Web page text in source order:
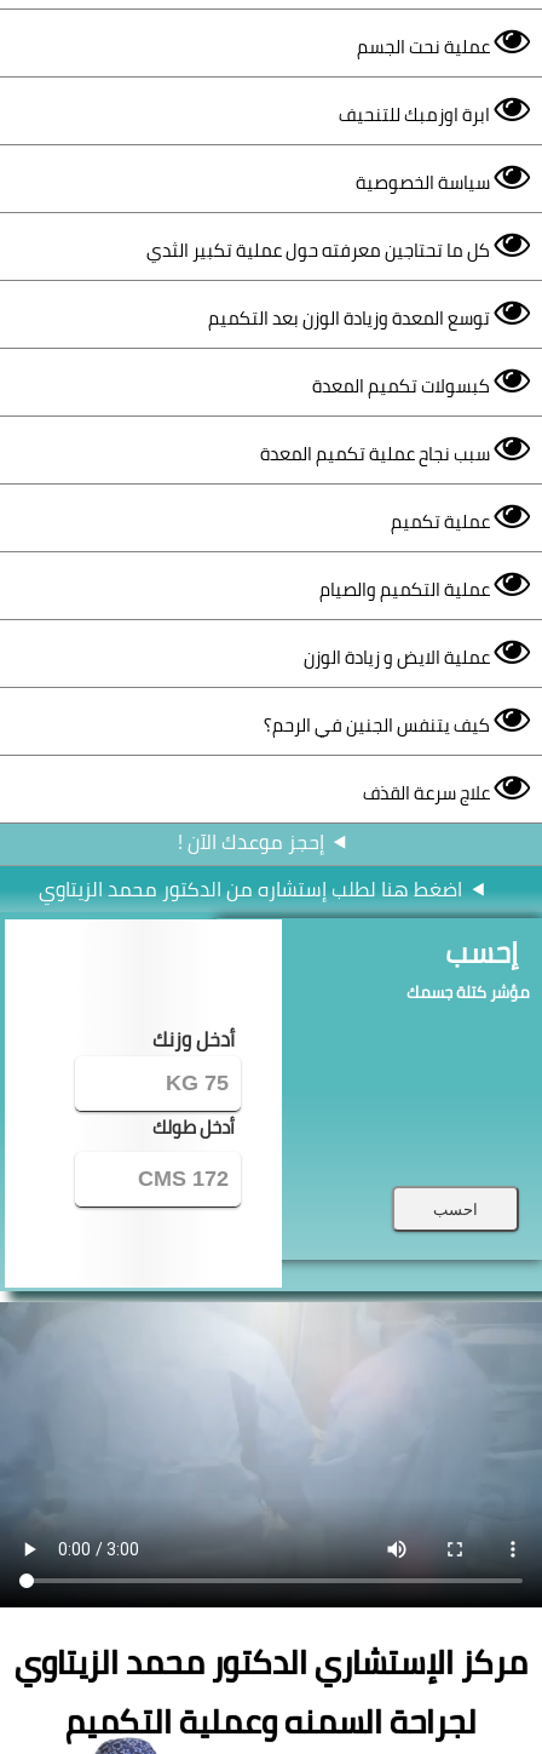
عملية نحت الجسم
ابرة اوزمبك للتنحيف
سياسة الخصوصية
كل ما تحتاجين معرفته حول عملية تكبير الثدي
توسع المعدة وزيادة الوزن بعد التكميم
كبسولات تكميم المعدة
سبب نجاح عملية تكميم المعدة
عملية تكميم
عملية التكميم والصيام
عملية الايض و زيادة الوزن
كيف يتنفس الجنين في الرحم؟
علاج سرعة القذف
إحجز موعدك الآن !
اضغط هنا لطلب إستشاره من الدكتور محمد الزيتاوي
إحسب
مؤشر كتلة جسمك
أدخل وزنك
أدخل طولك
مركز الإستشاري الدكتور محمد الزيتاوي
لجراحة السمنه وعملية التكميم